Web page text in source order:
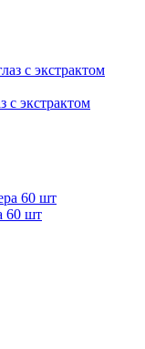
с экстрактом
60 шт